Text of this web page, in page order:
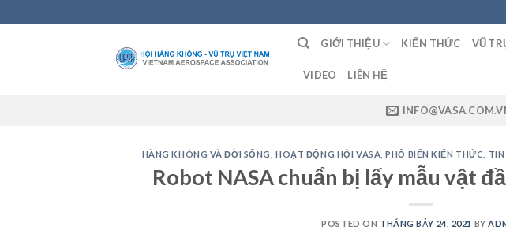
to
GIỚI THIỆU KIẾN THỨC VŨ
VIDEO LIÊN HỆ
HÀNG KHÔNG VÀ ĐỜI SỐNG ,HOẠT ĐỘNG HỘI VASA ,PHỔ BIẾN KIẾN THỨC
Robot NASA chuẩn bị lấy mẫu vật
POSTED ON THÁNG BẢY 24, 2021 BY